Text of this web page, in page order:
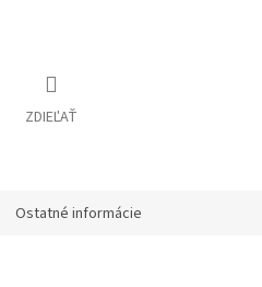
ZDIEĽAŤ
Ostatné informácie